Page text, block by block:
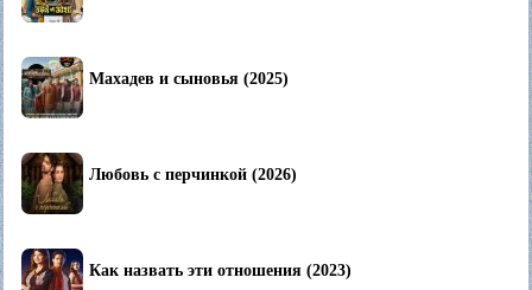
Махадев и сыновья (2025)
Любовь с перчинкой (2026)
Как назвать эти отношения (2023)